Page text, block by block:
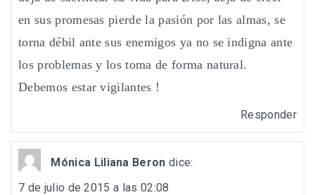
en sus promesas pierde la pasión por las almas, se
torna débil ante sus enemigos ya no se indigna ante
los problemas y los toma de forma natural.
Debemos estar vigilantes !
Responder
Mónica Liliana Beron dice:
7 de julio de 2015 a las 02:08